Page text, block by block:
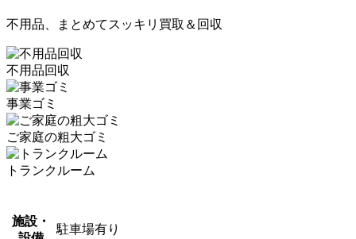
不用品、まとめてスッキリ買取＆回収
不用品回収
事業ゴミ
ご家庭の粗大ゴミ
トランクルーム
施設・
駐車場有り